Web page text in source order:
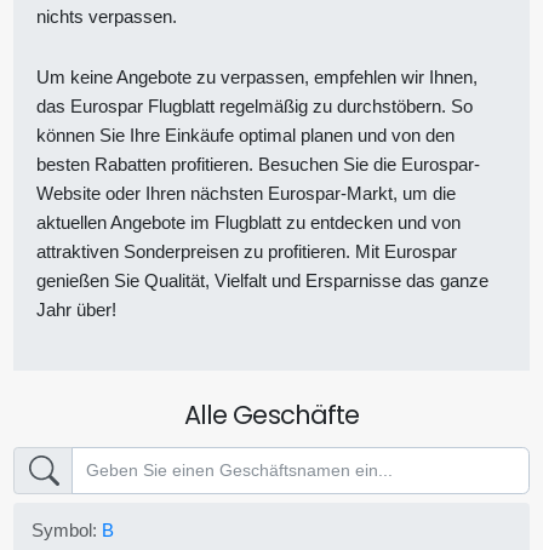
nichts verpassen.
Um keine Angebote zu verpassen, empfehlen wir Ihnen,
das Eurospar Flugblatt regelmäßig zu durchstöbern. So
können Sie Ihre Einkäufe optimal planen und von den
besten Rabatten profitieren. Besuchen Sie die Eurospar-
Website oder Ihren nächsten Eurospar-Markt, um die
aktuellen Angebote im Flugblatt zu entdecken und von
attraktiven Sonderpreisen zu profitieren. Mit Eurospar
genießen Sie Qualität, Vielfalt und Ersparnisse das ganze
Jahr über!
Alle Geschäfte
Symbol: B